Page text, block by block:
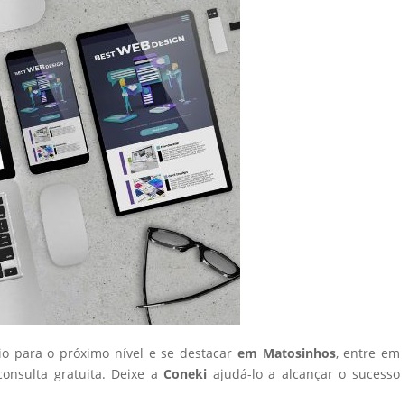
para o próximo nível e se destacar em Matosinhos, entre em
gratuita. Deixe aConeki ajudá-lo a alcançar o sucesso